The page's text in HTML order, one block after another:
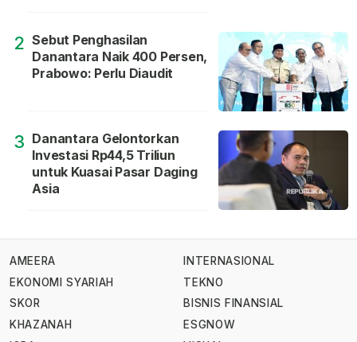
2 Sebut Penghasilan
Danantara Naik 400 Persen,
Prabowo: Perlu Diaudit
3 Danantara Gelontorkan
Investasi Rp44,5 Triliun
untuk Kuasai Pasar Daging
Asia
AMEERA
EKONOMI SYARIAH
SKOR
KHAZANAH
INTERNASIONAL
TEKNO
BISNIS FINANSIAL
ESGNOW